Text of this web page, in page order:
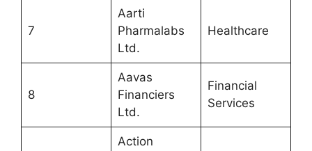
7
Aarti
Pharmalabs
Ltd.
Healthcare
8
Aavas
Financiers
Ltd.
Financial
Services
Action